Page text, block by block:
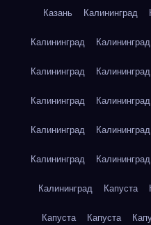
Казань Калининград
Калининград Калининград
Калининград Калининград
Калининград Калининград
Калининград Калининград
Калининград Калининград
Калининград Капуста
Капуста Капуста